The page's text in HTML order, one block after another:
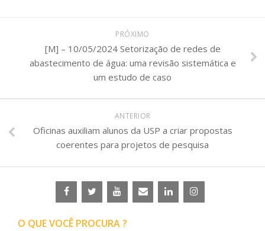
PRÓXIMO
[M] – 10/05/2024 Setorização de redes de
abastecimento de água: uma revisão sistemática e
um estudo de caso
ANTERIOR
Oficinas auxiliam alunos da USP a criar propostas
coerentes para projetos de pesquisa
O QUE VOCÊ PROCURA ?